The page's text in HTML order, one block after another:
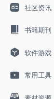
社区资讯
书籍期刊
软件游戏
常用工具